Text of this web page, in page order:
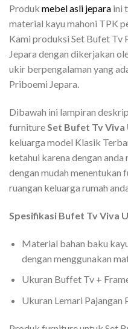
Produk mebel asli jepara ini
material kayu mahoni TPK
Kami produksi Set Bufet Tv
Jepara dengan dikerjakan
ukir berpengalaman yang
Priboemi Jepara.
Dibawah ini lampiran
furnitureSet Bufet Tv Viva
keluarga model Klasik
ketahui karena dengan
dengan mudah menentukan
ruangan keluarga rumah
Spesifikasi Bufet Tv Viva
Material bahan baku
dengan menggunakan
Ukuran Buffet Tv +
Ukuran Lemari Pajangan